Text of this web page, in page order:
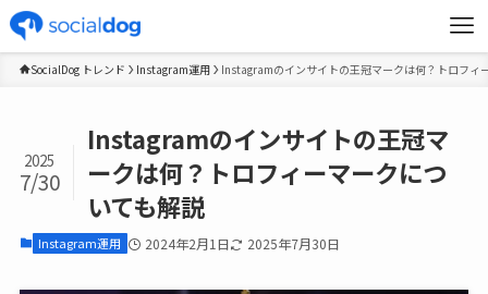
SocialDog トレンド Instagram運用 Instagramのインサイトの王冠マークは何？トロフィ
Instagramのインサイトの王冠マ
ークは何？トロフィーマークにつ
いても解説
2025
7/30
Instagram運用 2024年2月1日 2025年7月30日